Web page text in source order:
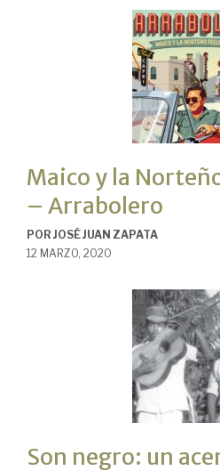
Maico y la
– Arrabolero
POR JOSÉ JUAN ZAPATA
12 MARZO, 2020
Son negro: un